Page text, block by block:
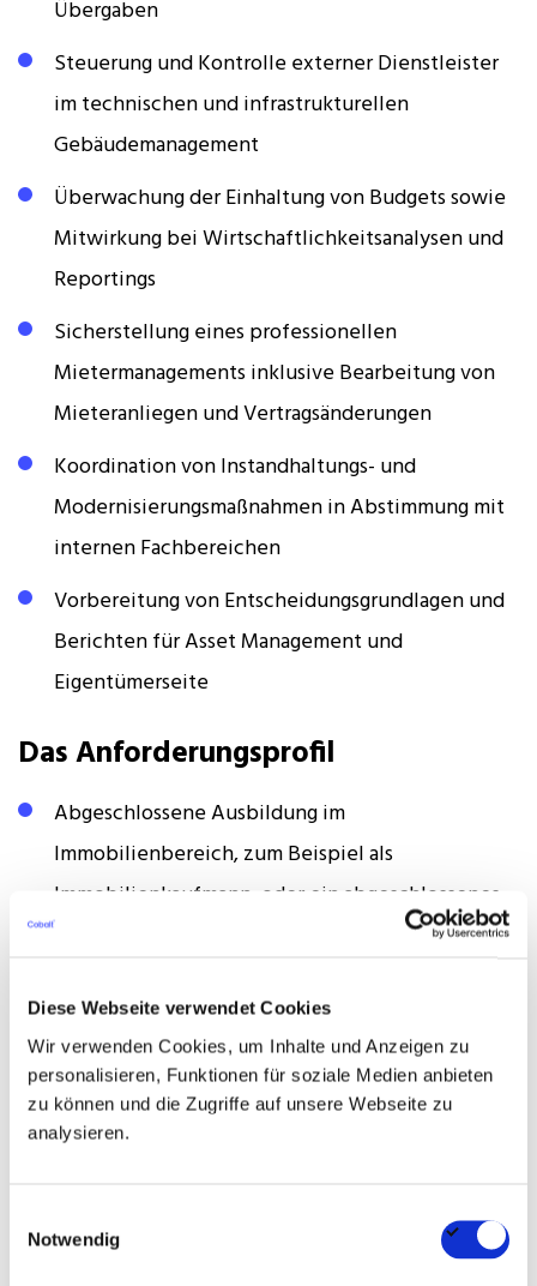
Diese Webseite verwendet Cookies
Wir verwenden Cookies, um Inhalte und Anzeigen zu
personalisieren, Funktionen für soziale Medien anbieten
zu können und die Zugriffe auf unsere Webseite zu
analysieren.
Notwendig
Übergaben
Steuerung und Kontrolle externer Dienstleister
im technischen und infrastrukturellen
Gebäudemanagement
Überwachung der Einhaltung von Budgets sowie
Mitwirkung bei Wirtschaftlichkeitsanalysen und
Reportings
Sicherstellung eines professionellen
Mietermanagements inklusive Bearbeitung von
Mieteranliegen und Vertragsänderungen
Koordination von Instandhaltungs- und
Modernisierungsmaßnahmen in Abstimmung mit
internen Fachbereichen
Vorbereitung von Entscheidungsgrundlagen und
Berichten für Asset Management und
Eigentümerseite
Das Anforderungsprofil
Abgeschlossene Ausbildung im
Immobilienbereich, zum Beispiel als
Immobilienkaufmann, oder ein abgeschlossenes
Studium der Immobilienwirtschaft oder
Immobilienbestände oder in einer vergleichbaren
Position im Property Management
Office-Anwendungen